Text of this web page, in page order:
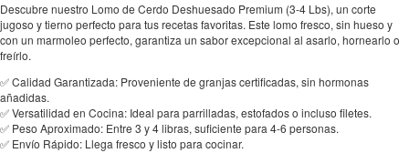
Descubre nuestro Lomo de Cerdo Deshuesado Premium (3-4 Lbs), un corte
jugoso y tierno perfecto para tus recetas favoritas. Este lomo fresco, sin hueso y
con un marmoleo perfecto, garantiza un sabor excepcional al asarlo, hornearlo o
freírlo.
✅ Calidad Garantizada: Proveniente de granjas certificadas, sin hormonas
añadidas.
✅ Versatilidad en Cocina: Ideal para parrilladas, estofados o incluso filetes.
✅ Peso Aproximado: Entre 3 y 4 libras, suficiente para 4-6 personas.
✅ Envío Rápido: Llega fresco y listo para cocinar.